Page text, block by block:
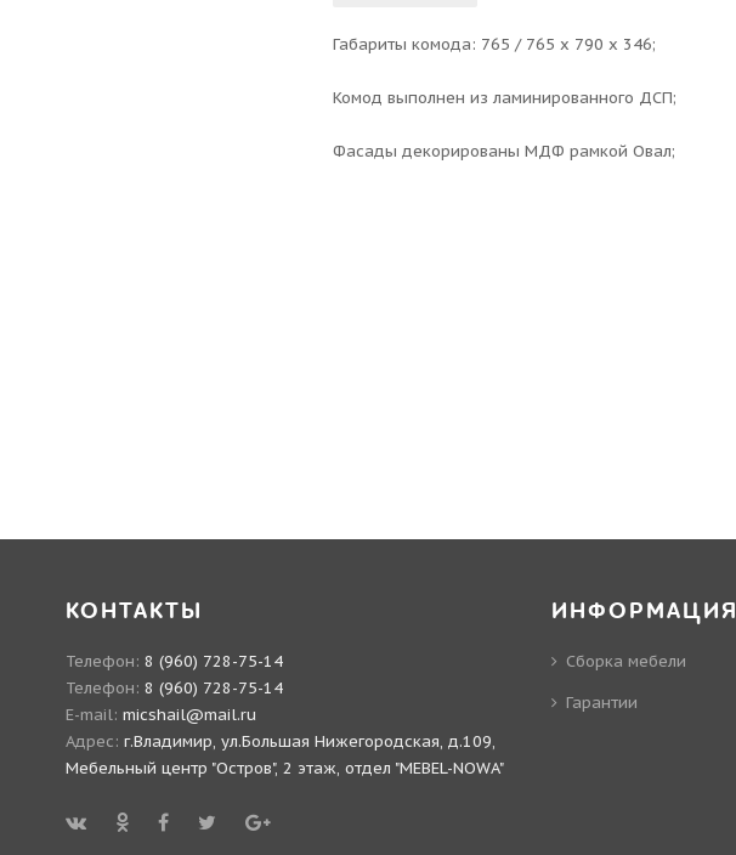
Габариты комода: 765 / 765 х 790 х 346;
Комод выполнен из ламинированного ДСП;
Фасады декорированы МДФ рамкой Овал;
КОНТАКТЫ
Телефон: 8 (960) 728-75-14
Телефон: 8 (960) 728-75-14
E-mail: micshail@mail.ru
Адрес: г.Владимир, ул.Большая Нижегородская, д.109,
Мебельный центр "Остров", 2 этаж, отдел "MEBEL-NOWA"
ИНФОРМАЦИЯ
Сборка мебели
Гарантии